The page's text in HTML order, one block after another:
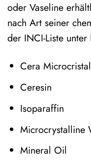
oder Vaseline
nach Art seiner
der INCI-Liste
Cera
Ceresin
Isoparaffin
Microcrystalline
Mineral Oil